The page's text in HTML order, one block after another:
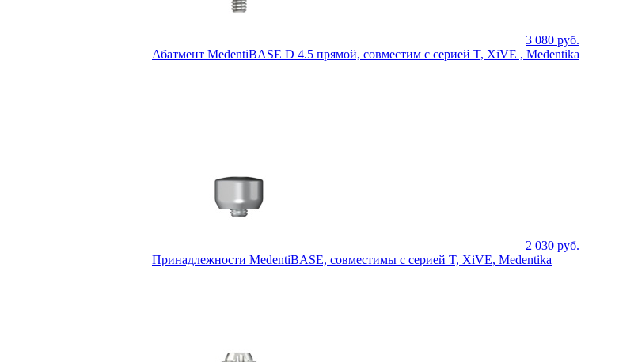
3 080 руб.
Абатмент MedentiBASE D 4.5 прямой, совместим с серией T, XiVE , Medentika
2 030 руб.
Принадлежности MedentiBASE, совместимы с серией T, XiVE, Medentika